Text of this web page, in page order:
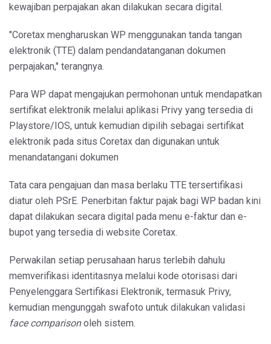
kewajiban perpajakan akan dilakukan secara digital.
"Coretax mengharuskan WP menggunakan tanda tangan
elektronik (TTE) dalam pendandatanganan dokumen
perpajakan," terangnya.
Para WP dapat mengajukan permohonan untuk mendapatkan
sertifikat elektronik melalui aplikasi Privy yang tersedia di
Playstore/IOS, untuk kemudian dipilih sebagai sertifikat
elektronik pada situs Coretax dan digunakan untuk
menandatangani dokumen
Tata cara pengajuan dan masa berlaku TTE tersertifikasi
diatur oleh PSrE. Penerbitan faktur pajak bagi WP badan kini
dapat dilakukan secara digital pada menu e-faktur dan e-
bupot yang tersedia di website Coretax.
Perwakilan setiap perusahaan harus terlebih dahulu
memverifikasi identitasnya melalui kode otorisasi dari
Penyelenggara Sertifikasi Elektronik, termasuk Privy,
kemudian mengunggah swafoto untuk dilakukan validasi
face comparisonoleh sistem.